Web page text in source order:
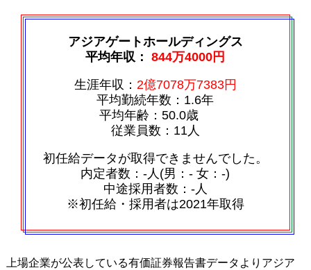
アジアゲートホールディングス
平均年収：844万4000円
生涯年収： 2億7078万7383円
平均勤続年数：1.6年
平均年齢：50.0歳
従業員数：11人
初任給データが取得できませんでした。
内定者数：‐人(男：‐ 女：‐)
中途採用者数：‐人
※初任給・採用者は2021年取得
上場企業が公表している有価証券報告書データよりアジア